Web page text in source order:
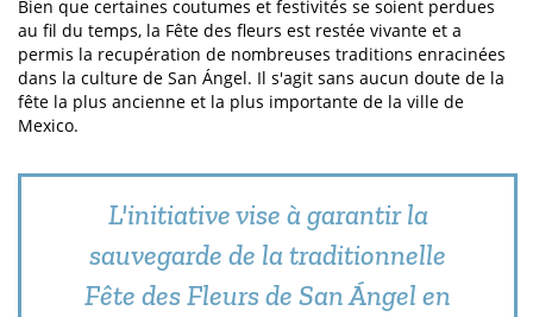
Bien que certaines coutumes et festivités se soient perdues
au fil du temps, la Fête des fleurs est restée vivante et a
permis la recupération de nombreuses traditions enracinées
dans la culture de San Ángel. Il s'agit sans aucun doute de la
fête la plus ancienne et la plus importante de la ville de
Mexico.
L'initiative vise à garantir la
sauvegarde de la traditionnelle
Fête des Fleurs de San Ángel en